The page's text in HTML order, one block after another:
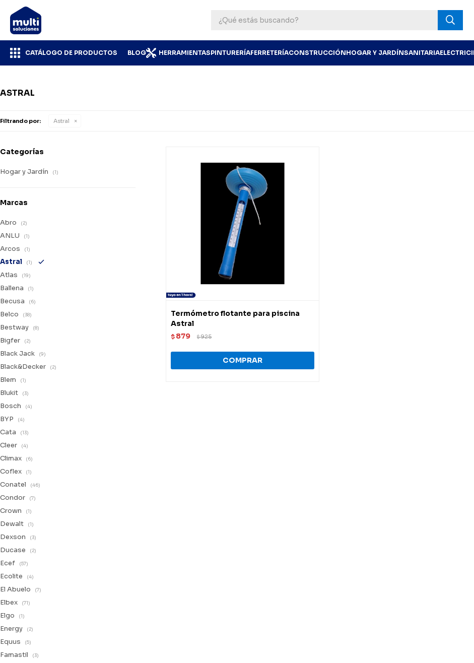
CATÁLOGO DE PRODUCTOS BLOG HERRAMIENTASPINTURERÍAFERRETERÍACONSTRUCCIÓNHOGAR Y JARDÍNSANITARIA
ASTRAL
Filtrando por: Astral
Termómetro flotante para piscina
Astral
$ 879 $925
Categorías
Hogar y Jardín (1)
Marcas
Abro (2)
ANLU (1)
Arcos (1)
Astral (1)
Atlas (19)
Ballena (1)
Becusa (6)
Belco (38)
Bestway (8)
Bigfer (2)
Black Jack (9)
Black&Decker (2)
Blem (1)
Blukit (3)
Bosch (4)
BYP (4)
Cata (13)
Cleer (4)
Climax (6)
Coflex (1)
Conatel (46)
Condor (7)
Crown (1)
Dewalt (1)
Dexson (3)
Ducase (2)
Ecef (57)
Ecolite (4)
El Abuelo (7)
Elbex (71)
Elgo (1)
Energy (2)
Equus (5)
Famastil (3)